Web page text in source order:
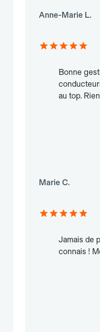
Anne-Marie L.
Bonne
au top.
Marie C.
Jamais de
connais !